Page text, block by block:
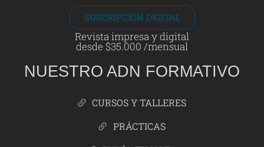
SUSCRIPCIÓN DIGITAL
Revista impresa y digital
desde $35.000 /mensual
NUESTRO ADN FORMATIVO
CURSOS Y TALLERES
PRÁCTICAS